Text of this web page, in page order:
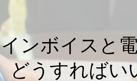
インボイスと
どうすればい